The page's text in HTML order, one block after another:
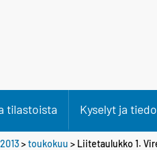
tilastoista Kyselyt ja
2013>toukokuu > Liitetaulukko 1.